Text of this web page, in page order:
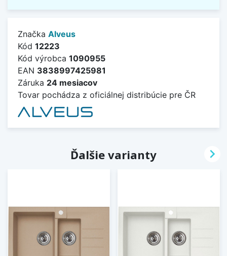
Značka Alveus
Kód 12223
Kód výrobca 1090955
EAN 3838997425981
Záruka 24 mesiacov
Tovar pochádza z oficiálnej distribúcie pre ČR
Ďalšie varianty 